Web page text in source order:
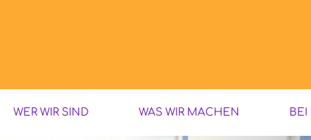
WER WIR SIND WAS WIR MACHEN BEI